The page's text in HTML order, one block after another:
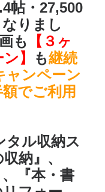
帖・27,500
りまし
も
【３ヶ
】
も継続
ャンペーン
でご利用
タル収納ス
納』、
、『本・書